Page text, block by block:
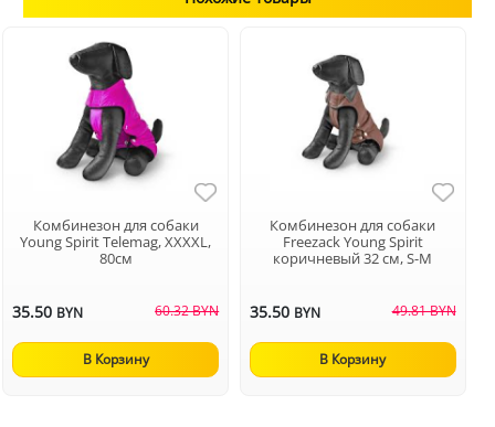
Комбинезон для собаки
Young Spirit Telemag, XXXXL,
80см
35.50 BYN 60.32 BYN
В Корзину
Комбинезон для собаки
Freezack Young Spirit
коричневый 32 см, S-M
35.50 BYN 49.81 BYN
В Корзину